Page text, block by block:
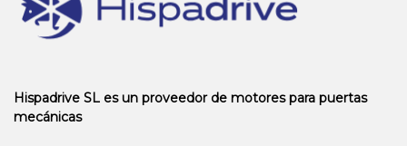
Hispadrive SL es un proveedor de motores para puertas
mecánicas